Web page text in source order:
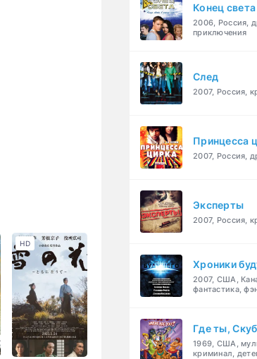
HD
Конец света
2006, Россия,
приключения
След
2007, Россия,
Принцесса
2007, Россия,
Эксперты
2007, Россия,
Хроники
2007, США,
фантастика,
Где ты,
1969, США,
криминал,